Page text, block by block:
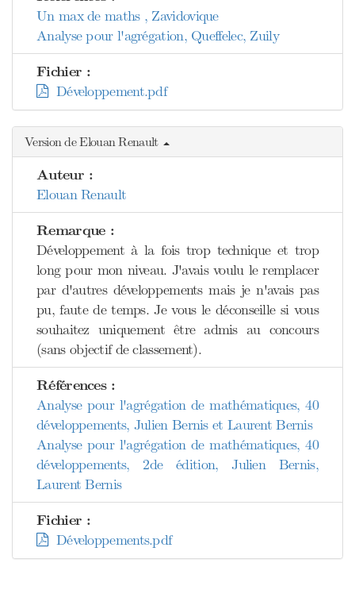
Un max de maths , Zavidovique
Analyse pour l'agrégation, Queffelec, Zuily
Fichier :
Développement.pdf
Version de Elouan Renault
Auteur :
Elouan Renault
Remarque :
Développement à la fois trop technique et trop
long pour mon niveau. J'avais voulu le remplacer
par d'autres développements mais je n'avais pas
pu, faute de temps. Je vous le déconseille si vous
souhaitez uniquement être admis au concours
(sans objectif de classement).
Références :
Analyse pour l'agrégation de mathématiques, 40
développements, Julien Bernis et Laurent Bernis
Analyse pour l'agrégation de mathématiques, 40
développements, 2de édition, Julien Bernis,
Laurent Bernis
Fichier :
Développements.pdf